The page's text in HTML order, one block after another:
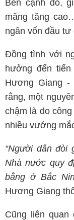
Bên cạnh đó,
măng tăng
ngân vốn đầu tư
Đồng tình với
hưởng đến
Hương Giang -
rằng, một
chậm là do
nhiều vướng
“Người dân đòi
Nhà nước quy
bằng ở Bắc
Hương Giang
Cũng liên quan